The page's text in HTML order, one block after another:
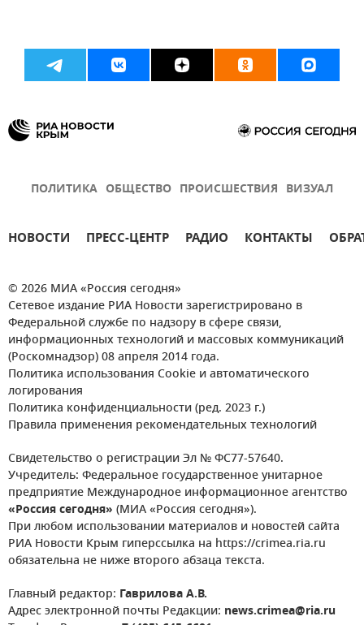
ПОЛИТИКА ОБЩЕСТВО ПРОИСШЕСТВИЯ ВИЗУАЛ
НОВОСТИ ПРЕСС-ЦЕНТР РАДИО КОНТАКТЫ
© 2026 МИА «Россия сегодня»
Сетевое издание РИА Новости зарегистрировано в
Федеральной службе по надзору в сфере связи,
информационных технологий и массовых коммуникаций
(Роскомнадзор) 08 апреля 2014 года.
Политика использования Cookie и автоматического
логирования
Политика конфиденциальности (ред. 2023 г.)
Правила применения рекомендательных технологий
Свидетельство о регистрации Эл № ФС77-57640.
Учредитель: Федеральное государственное унитарное
предприятие Международное информационное агентство
«Россия сегодня» (МИА «Россия сегодня»).
При любом использовании материалов и новостей сайта
РИА Новости Крым гиперссылка на https://crimea.ria.ru
обязательна не ниже второго абзаца текста.
Главный редактор: Гаврилова А.В.
Адрес электронной почты Редакции: news.crimea@ria.ru